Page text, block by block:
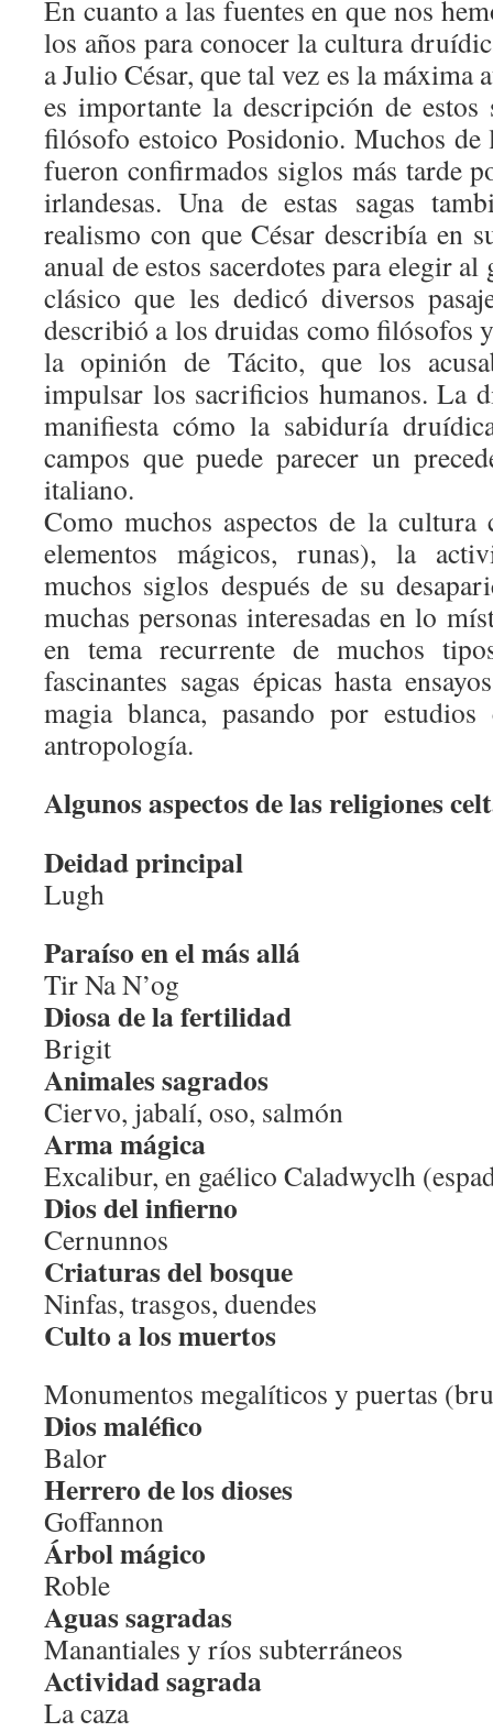
En cuanto a las fuentes en que nos
los años para conocer la cultura
a Julio César, que tal vez es la máxima
es importante la descripción de estos
filósofo estoico Posidonio. Muchos de
fueron confirmados siglos más tarde
irlandesas. Una de estas sagas
realismo con que César describía en
anual de estos sacerdotes para elegir
clásico que les dedicó diversos
describió a los druidas como filósofos
la opinión de Tácito, que los
impulsar los sacrificios humanos. La
manifiesta cómo la sabiduría
campos que puede parecer un
italiano.
Como muchos aspectos de la cultura
elementos mágicos, runas), la
muchos siglos después de su
muchas personas interesadas en lo
en tema recurrente de muchos
fascinantes sagas épicas hasta
magia blanca, pasando por
antropología.
Algunos aspectos de las religiones
Deidad principal
Lugh
Paraíso en el más allá
Tir Na N’og
Diosa de la fertilidad
Brigit
Animales sagrados
Ciervo, jabalí, oso, salmón
Arma mágica
Excalibur, en gaélico Caladwyclh
Dios del infierno
Cernunnos
Criaturas del bosque
Ninfas, trasgos, duendes
Culto a los muertos
Monumentos megalíticos y puertas
Dios maléfico
Balor
Herrero de los dioses
Goffannon
Árbol mágico
Roble
Aguas sagradas
Manantiales y ríos subterráneos
Actividad sagrada
La caza